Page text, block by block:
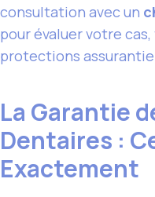
consultation avec un
pour évaluer votre
protections
La Garantie
Dentaires :
Exactement